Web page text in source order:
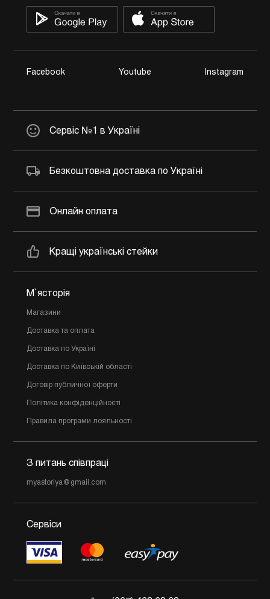
Facebook Youtube Instagram
Сервіс №1 в Україні
Безкоштовна доставка по Україні
Онлайн оплата
Кращі українські стейки
М`ясторія
Магазини
Доставка та оплата
Доставка по Україні
Доставка по Київській області
Договір публичної оферти
Політика конфіденційності
Правила програми лояльності
З питань співпраці
myastoriya@gmail.com
Сервіси